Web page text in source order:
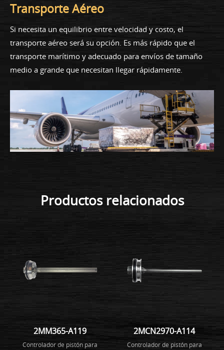
Transporte Aéreo
Si necesita un equilibrio entre velocidad y costo, el
transporte aéreo será su opción. Es más rápido que el
transporte marítimo y adecuado para envíos de tamaño
medio a grande que necesitan llegar rápidamente.
Productos relacionados
2MM365-A119
Controlador de pistón para
2MCN2970-A114
Controlador de pistón para